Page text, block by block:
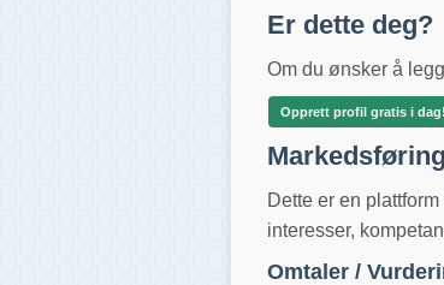
Er dette deg?
Om du ønsker å
Opprett profil gratis i dag!
Dette er en
interesser,
Omtaler /